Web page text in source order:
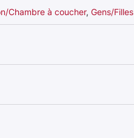
Chambre à coucher, Gens/Filles